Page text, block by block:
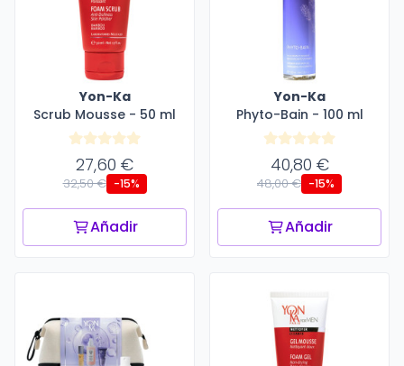
Yon-Ka
Scrub Mousse - 50 ml
27,60 €
32,50 € -15%
Añadir
Yon-Ka
Phyto-Bain - 100 ml
40,80 €
48,00 € -15%
Añadir